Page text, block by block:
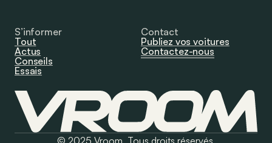
S’informer
Tout
Actus
Conseils
Essais
Contact
Publiez vos voitures
Contactez-nous
© 2025 Vroom. Tous droits réservés.